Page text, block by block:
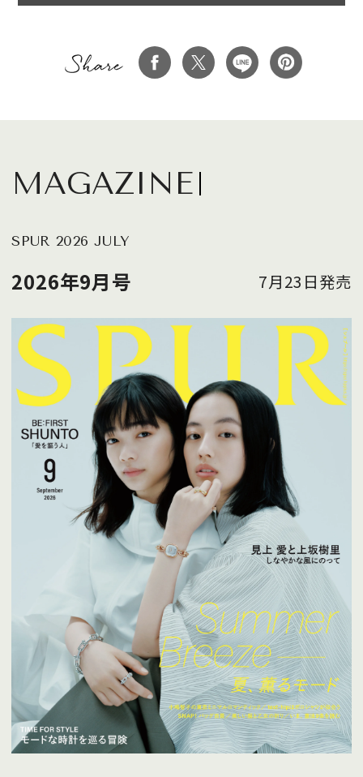
MAGAZINE
SPUR 2026 JULY
2026年9月号 7月23日発売